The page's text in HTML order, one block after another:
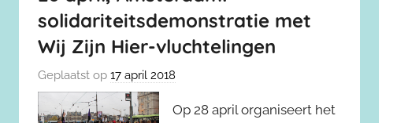
solidariteitsdemonstratie met
Wij Zijn Hier-vluchtelingen
Geplaatst op 17 april 2018
Op 28 april organiseert het